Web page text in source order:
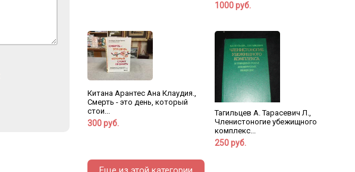
1000 руб.
Китана Арантес Ана Клаудия.,
Смерть - это день, который
стои...
300 руб.
Тагильцев А. Тарасевич Л.,
Членистоногие убежищного
комплекс...
250 руб.